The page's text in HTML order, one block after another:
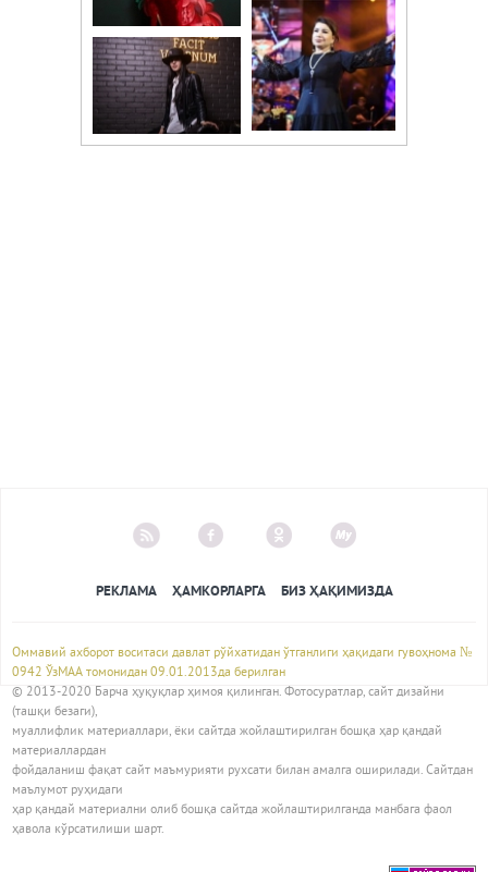
РЕКЛАМА ҲАМКОРЛАРГА БИЗ ҲАҚИМИЗДА
Оммавий ахборот воситаси давлат рўйхатидан ўтганлиги ҳақидаги гувоҳнома №
0942 ЎзМАА томонидан 09.01.2013да берилган
© 2013-2020 Барча ҳуқуқлар ҳимоя қилинган. Фотосуратлар, сайт дизайни
(ташқи безаги),
муаллифлик материаллари, ёки сайтда жойлаштирилган бошқа ҳар қандай
материаллардан
фойдаланиш фақат сайт маъмурияти рухсати билан амалга оширилади. Сайтдан
маълумот руҳидаги
ҳар қандай материални олиб бошқа сайтда жойлаштирилганда манбага фаол
ҳавола кўрсатилиши шарт.